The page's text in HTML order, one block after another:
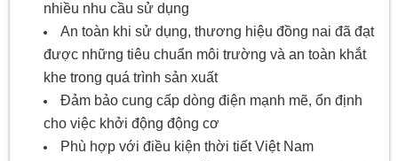
nhiều nhu cầu sử dụng
An toàn khi sử dụng, thương hiệu đồng nai đã đạt
được những tiêu chuẩn môi trường và an toàn khắt
khe trong quá trình sản xuất
Đảm bảo cung cấp dòng điện mạnh mẽ, ổn định
cho việc khởi động động cơ
Phù hợp với điều kiện thời tiết Việt Nam